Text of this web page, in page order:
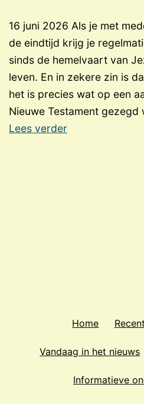
16 juni 2026 Als je met
de eindtijd krijg je
sinds de hemelvaart van
leven. En in zekere zin is
het is precies wat op een
Nieuwe Testament
Lees verderDe
Home
Vandaag in het nieuws
Informatieve